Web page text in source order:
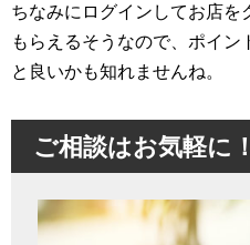
ちなみにログインしてお店
もらえるそうなので、ポイ
と良いかも知れませんね。
ご相談はお気軽に！